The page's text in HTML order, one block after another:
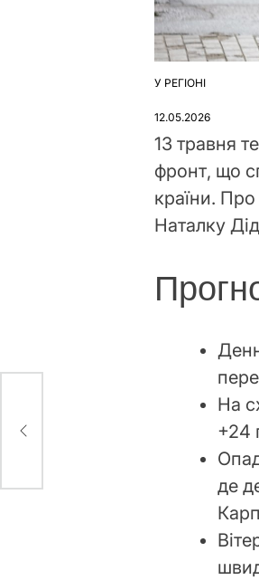
ОПУБЛІКУВАТИ
У РЕГІОНІ
12.05.2026
13 травня
фронт, що
країни.
Наталку
На
+24
де